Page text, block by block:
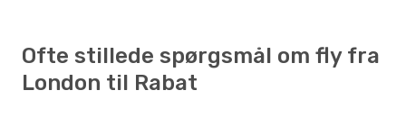
Ofte stillede spørgsmål om fly fra
London til Rabat